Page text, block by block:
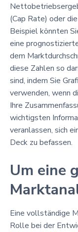
(Cap Rate) oder
Beispiel könnten
eine
dem
diese Zahlen so
sind, indem Sie
verwenden, wenn
Ihre
wichtigsten
veranlassen, sich
Deck zu befassen.
Um eine
Eine vollständige
Rolle bei der